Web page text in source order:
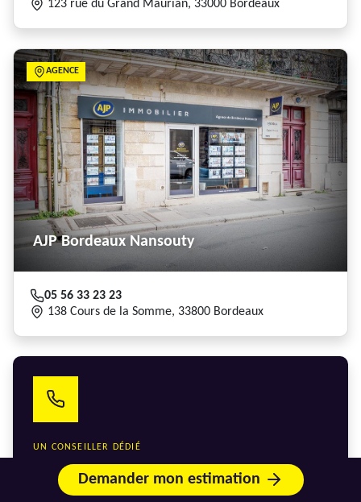
123 rue du Grand Maurian, 33000 Bordeaux
AGENCE
AJP Bordeaux Nansouty
05 56 33 23 23
138 Cours de la Somme, 33800 Bordeaux
UN CONSEILLER DÉDIÉ
Échangez avec l'agence la
Demander mon estimation